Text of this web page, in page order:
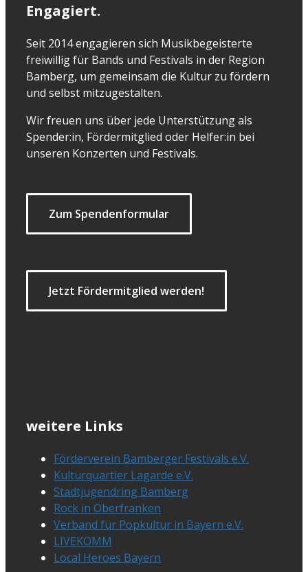
Engagiert.
Seit 2014 engagieren sich Musikbegeisterte
freiwillig für Bands und Festivals in der Region
Bamberg, um gemeinsam die Kultur zu fördern
und selbst mitzugestalten.
Wir freuen uns über jede Unterstützung als
Spender:in, Fördermitglied oder Helfer:in bei
unseren Konzerten und Festivals.
Zum Spendenformular
Jetzt Fördermitglied werden!
weitere Links
Förderverein Bamberger Festivals e.V.
Kulturquartier Lagarde e.V.
Stadtjugendring Bamberg
Rock in Oberfranken
Verband für Popkultur in Bayern e.V.
LIVEKOMM
Local Heroes Bayern